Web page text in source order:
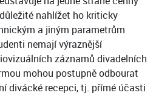
nahlížet ho kriticky
a jiným parametrům
nemají výraznější
záznamů divadelních
mohou postupně odbourat
divácké recepci, tj. přímé účasti